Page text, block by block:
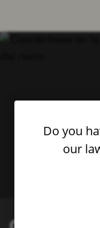
Do you
our